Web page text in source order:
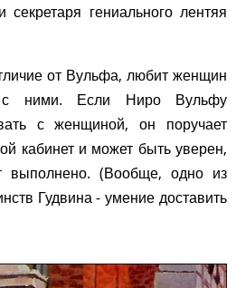
секретаря гениального лентяя
от Вульфа, любит женщин
с ними. Если Ниро Вульфу
с женщиной, он поручает
кабинет и может быть уверен,
выполнено. (Вообще, одно из
Гудвина - умение доставить